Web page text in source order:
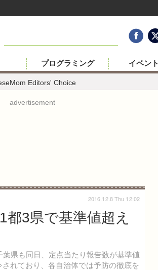
Editors' Choice
プログラミング イベント
advertisement
3県で基準値超え
県も同日、定点当たり報告数が基準値
れており、各自治体では予防の徹底を
2016.12.8 Thu 12:02